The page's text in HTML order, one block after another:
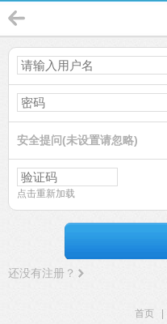
安全提问(未设置请忽略)
点击重新加载
还没有注册？
首页